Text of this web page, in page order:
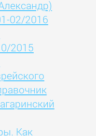
02/2016
2015
Как